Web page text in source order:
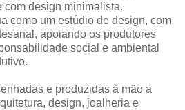
com design minimalista.
como um estúdio de design, com
apoiando os produtores
social e ambiental
e produzidas à mão a
design, joalheria e